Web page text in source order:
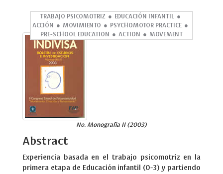
TRABAJO PSICOMOTRIZ
EDUCACIÓN INFANTIL
ACCIÓN
MOVIMIENTO
PSYCHOMOTOR PRACTICE
PRE-SCHOOL EDUCATION
ACTION MOVEMENT
No. Monografía II (2003)
Abstract
Experiencia basada en el trabajo psicomotriz en la
primera etapa de Educación infantil (0-3) y partiendo